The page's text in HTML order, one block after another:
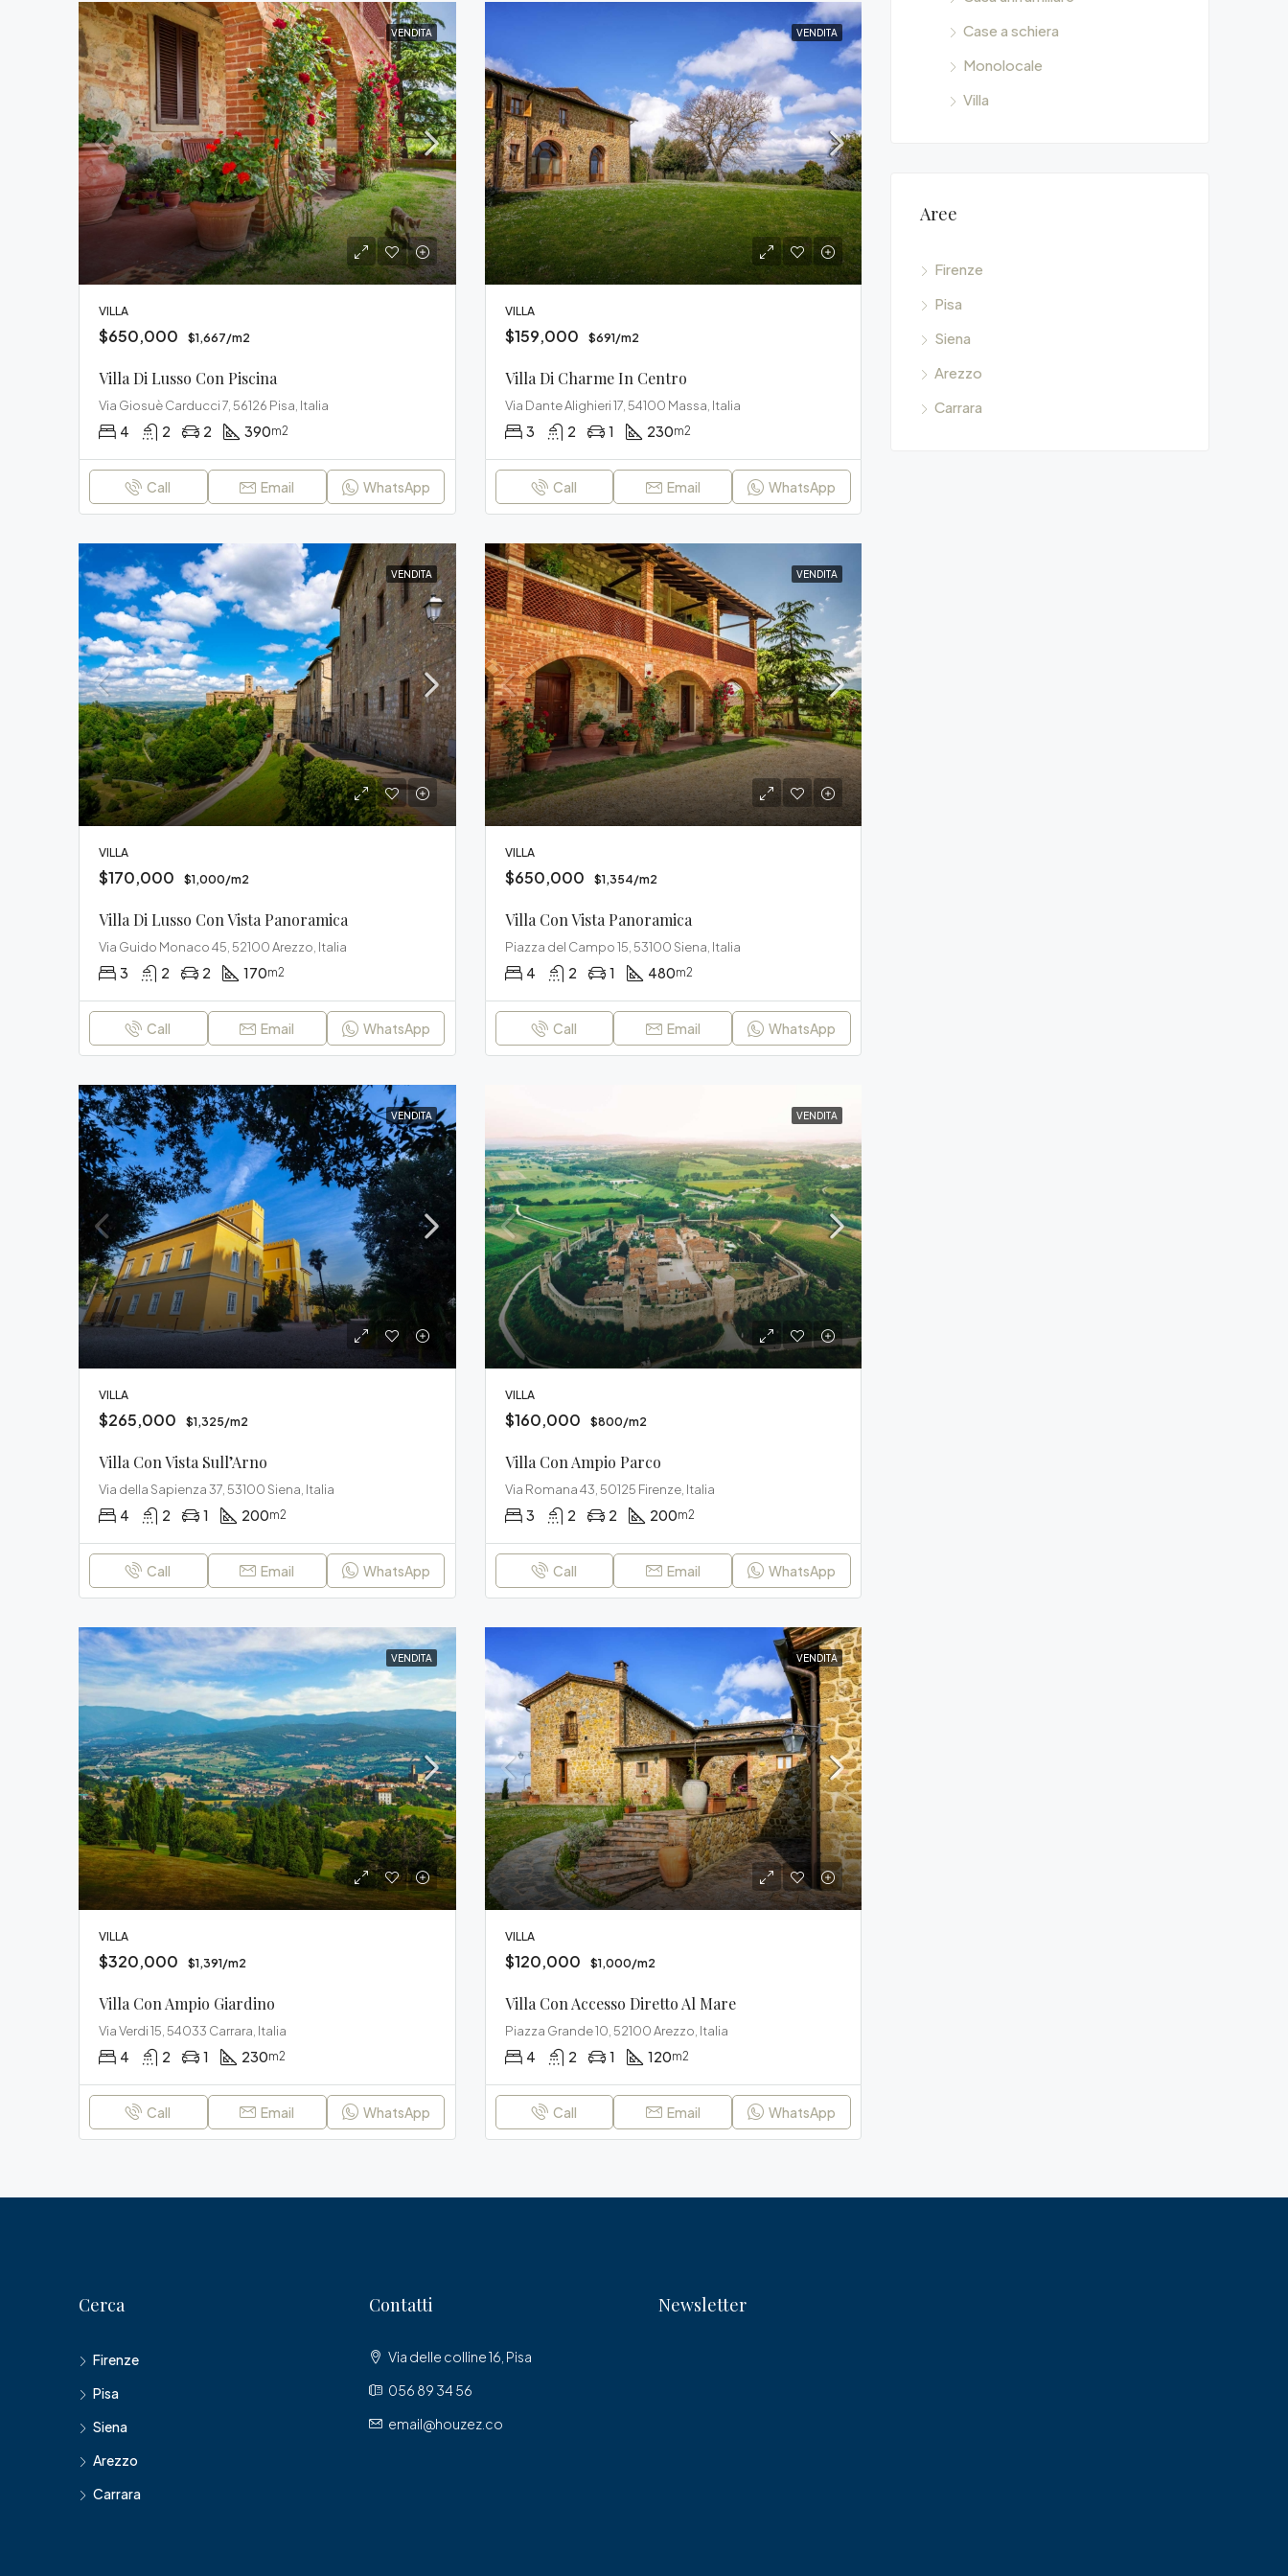
VENDITA
VILLA
$650,000 $1,667/m2
Villa Di Lusso Con Piscina
Via Giosuè Carducci 7, 56126 Pisa, Italia
4 2 2 390m2
Call Email WhatsApp
VENDITA
VILLA
$159,000 $691/m2
Villa Di Charme In Centro
Via Dante Alighieri 17, 54100 Massa, Italia
3 2 1 230m2
Call Email WhatsApp
VENDITA
VILLA
$170,000 $1,000/m2
Villa Di Lusso Con Vista Panoramica
Via Guido Monaco 45, 52100 Arezzo, Italia
3 2 2 170m2
Call Email WhatsApp
VENDITA
VILLA
$650,000 $1,354/m2
Villa Con Vista Panoramica
Piazza del Campo 15, 53100 Siena, Italia
4 2 1 480m2
Call Email WhatsApp
VENDITA
VILLA
$265,000 $1,325/m2
Villa Con Vista Sull’Arno
Via della Sapienza 37, 53100 Siena, Italia
4 2 1 200m2
Call Email WhatsApp
VENDITA
VILLA
$160,000 $800/m2
Villa Con Ampio Parco
Via Romana 43, 50125 Firenze, Italia
3 2 2 200m2
Call Email WhatsApp
VENDITA
VILLA
$320,000 $1,391/m2
Villa Con Ampio Giardino
Via Verdi 15, 54033 Carrara, Italia
4 2 1 230m2
Call Email WhatsApp
VENDITA
VILLA
$120,000 $1,000/m2
Villa Con Accesso Diretto Al Mare
Piazza Grande 10, 52100 Arezzo, Italia
4 2 1 120m2
Call Email WhatsApp
Case a schiera
Monolocale
Villa
Aree
Firenze
Pisa
Siena
Arezzo
Carrara
Cerca
Firenze
Pisa
Siena
Arezzo
Carrara
Contatti
Via delle colline 16, Pisa
056 89 34 56
email@houzez.co
Newsletter